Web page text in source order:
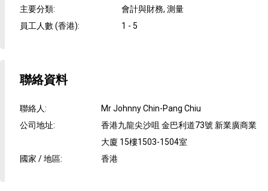
主要分類:
會計與財務, 測量
員工人數 (香港): 1 - 5
聯絡資料
聯絡人:
Mr Johnny Chin-Pang Chiu
公司地址:
香港九龍尖沙咀 金巴利道73號 新業廣商業
大廈 15樓1503-1504室
國家 / 地區: 香港